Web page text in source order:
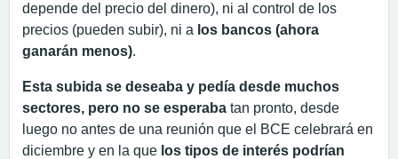
depende del precio del dinero), ni al control de los
precios (pueden subir), ni a los bancos (ahora
ganarán menos).
Esta subida se deseaba y pedía desde muchos
sectores, pero no se esperaba tan pronto, desde
luego no antes de una reunión que el BCE celebrará en
diciembre y en la que los tipos de interés podrían